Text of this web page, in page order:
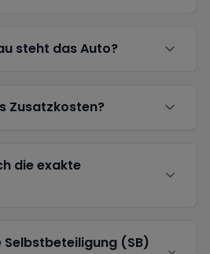
steht das Auto?
Zusatzkosten?
die exakte
Selbstbeteiligung (SB)